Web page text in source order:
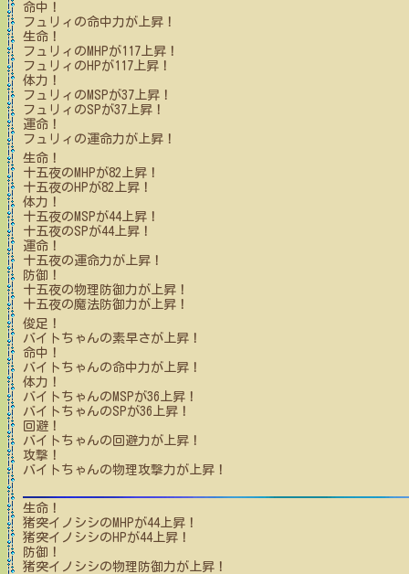
命中！
フュリィ の命中力が上昇！
生命！
フュリィ のMHPが117上昇！
フュリィ のHPが117上昇！
体力！
フュリィ のMSPが37上昇！
フュリィ のSPが37上昇！
運命！
フュリィ の運命力が上昇！
生命！
十五夜のMHPが82 上昇！
十五夜のHPが82 上昇！
体力！
十五夜のMSPが44上昇！
十五夜のSPが44上昇！
運命！
十五夜の運命力が上昇！
防御！
十五夜の物理防御力が上昇！
十五夜の魔法防御力が上昇！
俊足！
バイトちゃんの素早さが上昇！
命中！
バイトちゃんの命中力が上昇！
体力！
バイトちゃんのMSPが36 上昇！
バイトちゃんのSPが36 上昇！
回避！
バイトちゃんの回避力が上昇！
攻撃！
バイトちゃんの物理攻撃力が上昇！
生命！
猪突イノシシのMHPが44上昇！
猪突イノシシのHPが44上昇！
防御！
猪突イノシシの物理防御力が上昇！